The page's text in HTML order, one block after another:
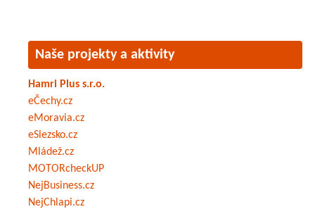
Naše projekty a aktivity
Hamri Plus s.r.o.
eČechy.cz
eMoravia.cz
eSlezsko.cz
Mládež.cz
MOTORcheckUP
NejBusiness.cz
NejChlapi.cz